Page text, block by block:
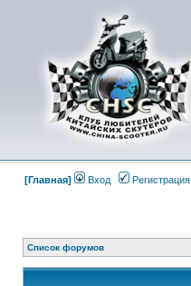
[Главная] Вход Регистрация
Список форумов